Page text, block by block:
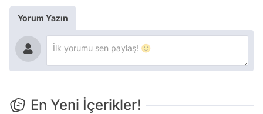
Yorum Yazın
En Yeni İçerikler!